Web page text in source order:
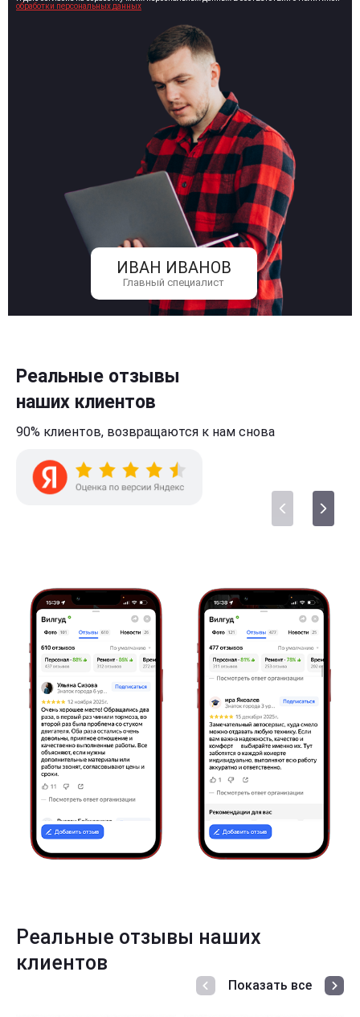
ИВАН ИВАНОВ
Главный специалист
обработки персональных данных
Реальные отзывы
наших клиентов
90% клиентов, возвращаются к нам снова
Реальные отзывы наших
клиентов
Показать все